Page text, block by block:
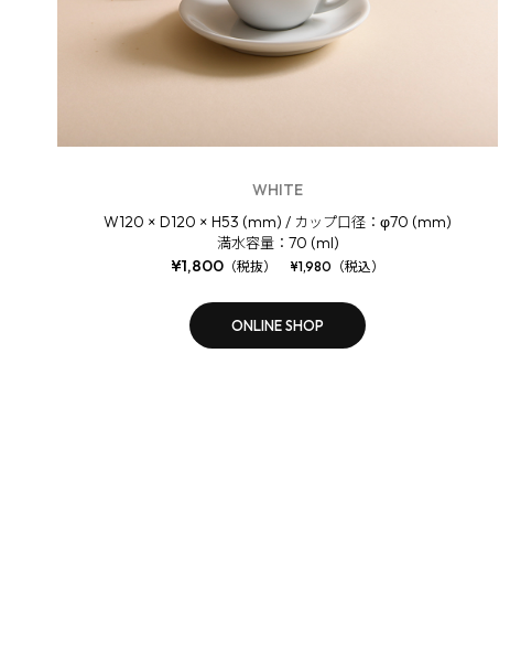
WHITE
W120 × D120 × H53 (mm) / カップ口径： φ70 (mm)
満水容量： 70 (ml)
¥1,800 （税抜） ¥1,980（税込）
ONLINE SHOP